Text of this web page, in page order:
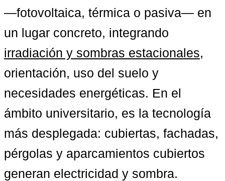
—fotovoltaica, térmica o pasiva— en
irradiación y sombras estacionales,
orientación, uso del suelo y
necesidades energéticas. En el
ámbito universitario, es la tecnología
más desplegada: cubiertas, fachadas,
pérgolas y aparcamientos cubiertos
generan electricidad y sombra.